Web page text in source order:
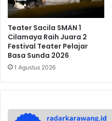
Teater Sacila SMAN 1
Cilamaya Raih Juara 2
Festival Teater Pelajar
Basa Sunda 2026
1 Agustus 2026